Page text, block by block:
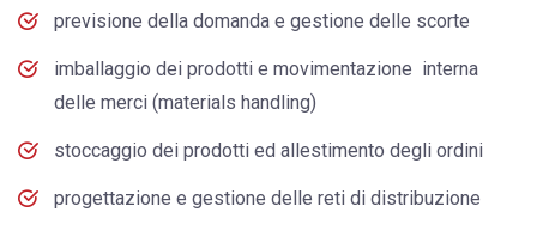
previsione della domanda e gestione delle scorte
imballaggio dei prodotti e movimentazione interna
delle merci (materials handling)
stoccaggio dei prodotti ed allestimento degli ordini
progettazione e gestione delle reti di distribuzione